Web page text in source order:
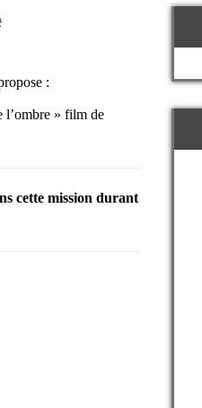
:
l’ombre » film de
cette mission durant